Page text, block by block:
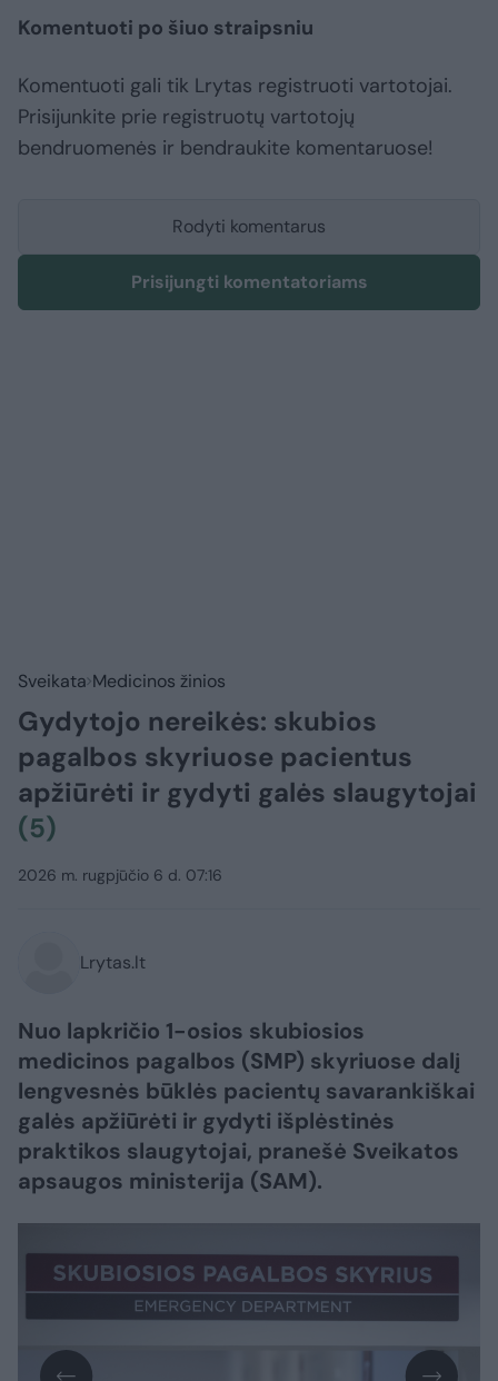
Komentuoti po šiuo straipsniu
Komentuoti gali tik Lrytas registruoti vartotojai.
Prisijunkite prie registruotų vartotojų
bendruomenės ir bendraukite komentaruose!
Rodyti komentarus
Prisijungti komentatoriams
Sveikata Medicinos žinios
Gydytojo nereikės: skubios
pagalbos skyriuose pacientus
apžiūrėti ir gydyti galės slaugytojai
(5)
2026 m. rugpjūčio 6 d. 07:16
Lrytas.lt
Nuo lapkričio 1-osios skubiosios
medicinos pagalbos (SMP) skyriuose dalį
lengvesnės būklės pacientų savarankiškai
galės apžiūrėti ir gydyti išplėstinės
praktikos slaugytojai, pranešė Sveikatos
apsaugos ministerija (SAM).